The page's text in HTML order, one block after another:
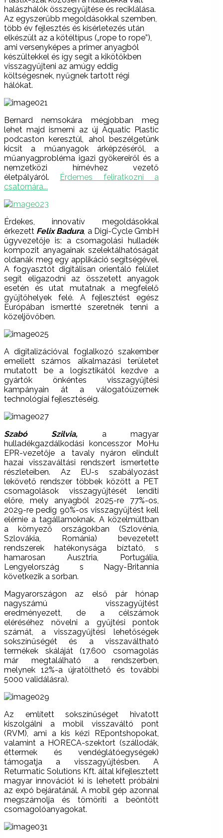
halászhálók összegyűjtése és reciklálása.
Az egyszerűbb megoldásokkal szemben,
több év fejlesztés és kísérletezés után
elkészült az a kötéltípus („rope to rope”),
ami versenyképes a primer anyagból
készültekkel és így segít a kikötőkben
visszagyűjteni az amúgy eddig
költségesnek, nyűgnek tartott régi
hálókat.
Bernard nemsokára mégjobban meg
lehet majd ismerni az új Aquatic Plastic
podcaston keresztül, ahol beszélgetünk
kicsit a műanyagok árképzéséről, a
műanyagprobléma igazi gyökereiről és a
nemzetközi hírnévhez vezető
életpályáról. Érdemes feliratkozni a
csatornára...
Érdekes, innovatív megoldásokkal
érkezett Felix Badura, a Digi-Cycle GmbH
ügyvezetője is: a csomagolási hulladék
kompozit anyagainak szelektálhatóságát
oldanák meg egy applikáció segítségével.
A fogyasztót digitálisan orientáló felület
segít eligazodni az összetett anyagok
esetén és utat mutatnak a megfelelő
gyűjtőhelyek felé. A fejlesztést egész
Európában ismertté szeretnék tenni a
közeljövőben.
A digitalizációval foglalkozó szakember
emellett számos alkalmazási területet
mutatott be a logisztikától kezdve a
gyártók önkéntes visszagyűjtési
kampányain át a válogatóüzemek
technológiai fejlesztéséig.
Szabó Szilvia, a magyar
hulladékgazdálkodási koncesszor MoHu
EPR-vezetője a tavaly nyáron elindult
hazai visszaváltási rendszert ismertette
részleteiben. Az EU-s szabályozást
lekövető rendszer többek között a PET
csomagolások visszagyűjtését lendíti
előre, mely anyagból 2025-re 77%-os,
2029-re pedig 90%-os visszagyűjtést kell
elérnie a tagállamoknak. A közelmúltban
a környező országokban (Szlovénia,
Szlovákia, Románia) bevezetett
rendszerek hatékonysága bíztató, s
hamarosan Ausztria, Portugália,
Lengyelország s Nagy-Britannia
következik a sorban.
Magyarországon az első pár hónap
nagyszámú visszagyűjtést
eredményezett, de a célszámok
eléréséhez növelni a gyűjtési pontok
számát, a visszagyűjtési lehetőségek
sokszínűségét és a visszaváltható
termékek skáláját (17.600 csomagolás
már megtalálható a rendszerben,
melynek 12%-a újratölthető és további
5000 validálásra).
Az említett sokszínűséget hivatott
kiszolgálni a mobil visszaváltó pont
(RVM), ami a kis kézi REpontshopokat,
valamint a HORECA-szektort (szállodák,
éttermek és vendéglátóegységek)
támogatja a visszagyűjtésben. A
Returmatic Solutions Kft. által kifejlesztett
magyar innovációt ki is lehetett próbálni
az expó bejáratánál. A mobil gép azonnal
megszámolja és tömöríti a beöntött
csomagolóanyagokat.